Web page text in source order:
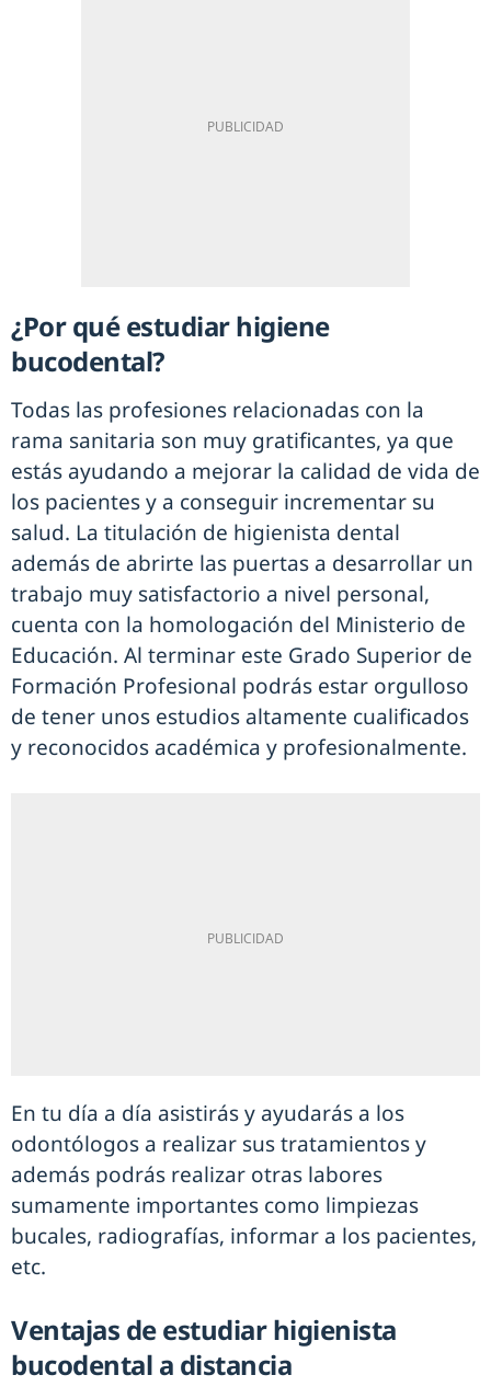
¿Por qué estudiar higiene
bucodental?
Todas las profesiones relacionadas con la
rama sanitaria son muy gratificantes, ya que
estás ayudando a mejorar la calidad de vida de
los pacientes y a conseguir incrementar su
salud. La titulación de higienista dental
además de abrirte las puertas a desarrollar un
trabajo muy satisfactorio a nivel personal,
cuenta con la homologación del Ministerio de
Educación. Al terminar este Grado Superior de
Formación Profesional podrás estar orgulloso
de tener unos estudios altamente cualificados
y reconocidos académica y profesionalmente.
En tu día a día asistirás y ayudarás a los
odontólogos a realizar sus tratamientos y
además podrás realizar otras labores
sumamente importantes como limpiezas
bucales, radiografías, informar a los pacientes,
etc.
Ventajas de estudiar higienista
bucodental a distancia